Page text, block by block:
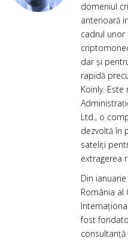
domeniul
anterioară
cadrul
dar și
rapidă
Koinly.
Ltd., o
dezvoltă în
sateliți
extragerea
Din
România al
fost